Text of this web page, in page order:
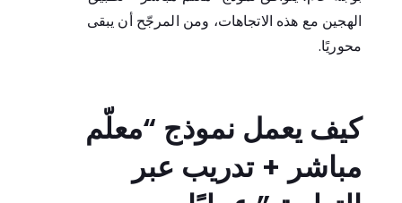
الهجين مع هذه الاتجاهات، ومن المرجّح أن يبقى
محوريًا.
كيف يعمل نموذج “معلّم
مباشر + تدريب عبر